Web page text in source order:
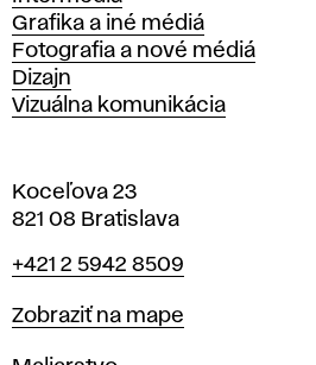
Grafika a iné médiá
Fotografia a nové médiá
Dizajn
Vizuálna komunikácia
Koceľova 23
821 08 Bratislava
Telefón
+421 2 5942 8509
Mapa
Zobraziť na mape